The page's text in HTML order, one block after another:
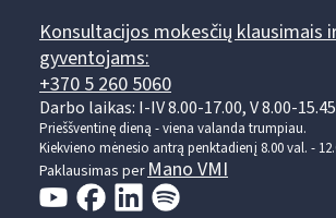
Konsultacijos mokesčių klausimais
gyventojams:
+370 5 260 5060
Darbo laikas: I-IV 8.00-17.00, V 8.00-
Prieššventinę dieną - viena valanda trumpiau.
Kiekvieno mėnesio antrą penktadienį 8.00 val. -
Paklausimas per Mano VMI